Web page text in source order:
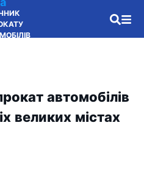
автомобілів
великих містах